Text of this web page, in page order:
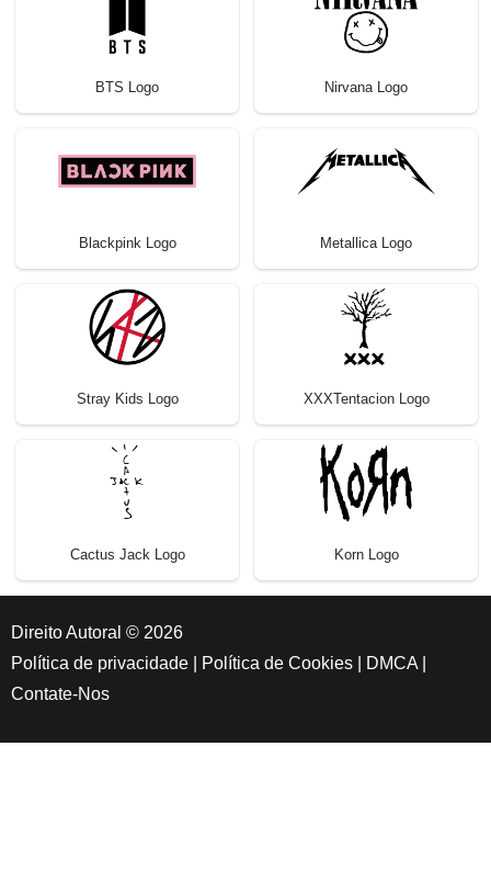
BTS Logo Nirvana Logo
Blackpink Logo Metallica Logo
Stray Kids Logo XXXTentacion Logo
Cactus Jack Logo Korn Logo
Direito Autoral © 2026
Política de privacidade
Política de Cookies DMCA
Contate-Nos